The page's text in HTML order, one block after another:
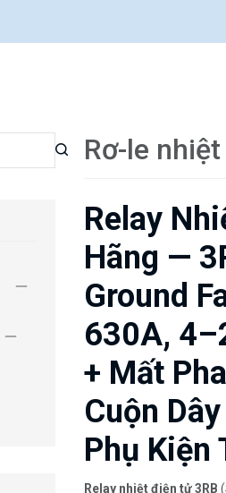
Rơ-le
Relay
Hãng —
Ground
630A,
+ Mất
Cuộn
Phụ Kiện
Relay nhiệt điện tử 3RB